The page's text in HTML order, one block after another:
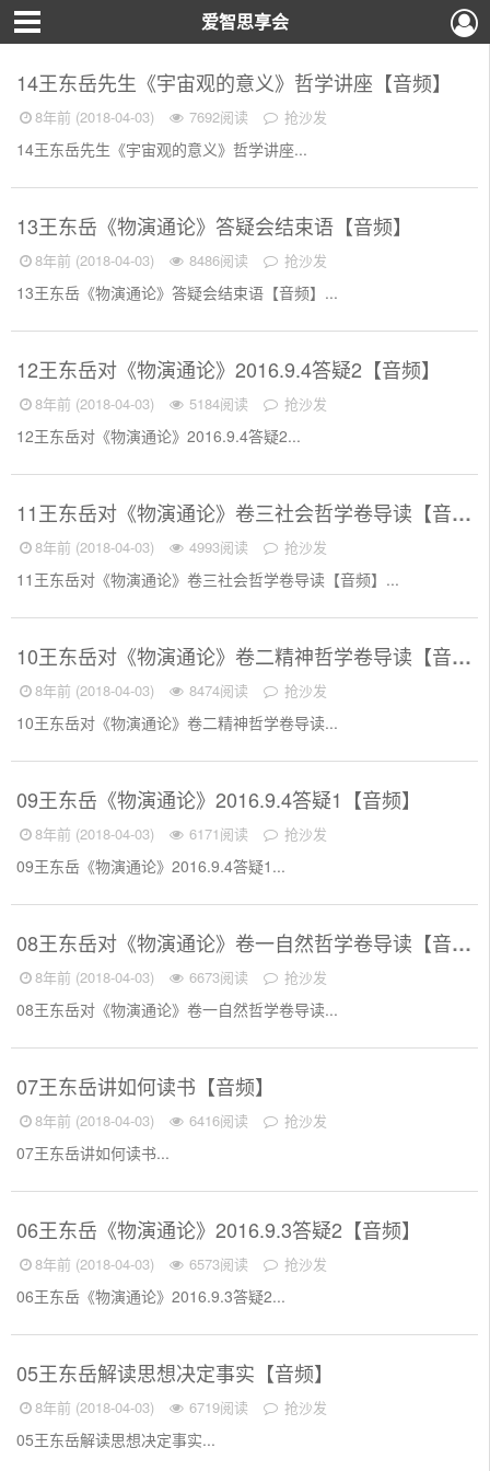
爱智思享会
14王东岳先生《宇宙观的意义》哲学讲座【音频】
8年前 (2018-04-03) 7692阅读 抢沙发
14王东岳先生《宇宙观的意义》哲学讲座...
13王东岳《物演通论》答疑会结束语【音频】
8年前 (2018-04-03) 8486阅读 抢沙发
13王东岳《物演通论》答疑会结束语【音频】...
12王东岳对《物演通论》2016.9.4答疑2【音频】
8年前 (2018-04-03) 5184阅读 抢沙发
12王东岳对《物演通论》2016.9.4答疑2...
11王东岳对《物演通论》卷三社会哲学卷导读【音频】
8年前 (2018-04-03) 4993阅读 抢沙发
11王东岳对《物演通论》卷三社会哲学卷导读【音频】...
10王东岳对《物演通论》卷二精神哲学卷导读【音频】
8年前 (2018-04-03) 8474阅读 抢沙发
10王东岳对《物演通论》卷二精神哲学卷导读...
09王东岳《物演通论》2016.9.4答疑1【音频】
8年前 (2018-04-03) 6171阅读 抢沙发
09王东岳《物演通论》2016.9.4答疑1...
08王东岳对《物演通论》卷一自然哲学卷导读【音频】
8年前 (2018-04-03) 6673阅读 抢沙发
08王东岳对《物演通论》卷一自然哲学卷导读...
07王东岳讲如何读书【音频】
8年前 (2018-04-03) 6416阅读 抢沙发
07王东岳讲如何读书...
06王东岳《物演通论》2016.9.3答疑2【音频】
8年前 (2018-04-03) 6573阅读 抢沙发
06王东岳《物演通论》2016.9.3答疑2...
05王东岳解读思想决定事实【音频】
8年前 (2018-04-03) 6719阅读 抢沙发
05王东岳解读思想决定事实...